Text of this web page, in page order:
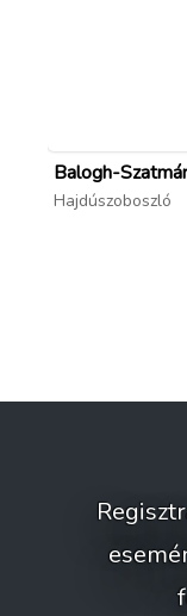
Balogh-
Hajdúszoboszló